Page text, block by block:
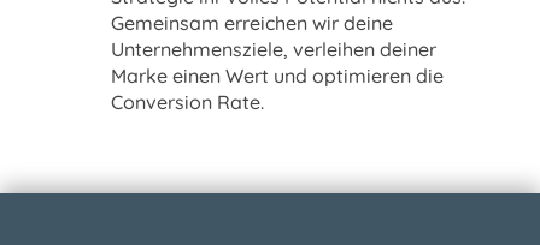
Gemeinsam erreichen wir deine
Unternehmensziele, verleihen deiner
Marke einen Wert und optimieren die
Conversion Rate.